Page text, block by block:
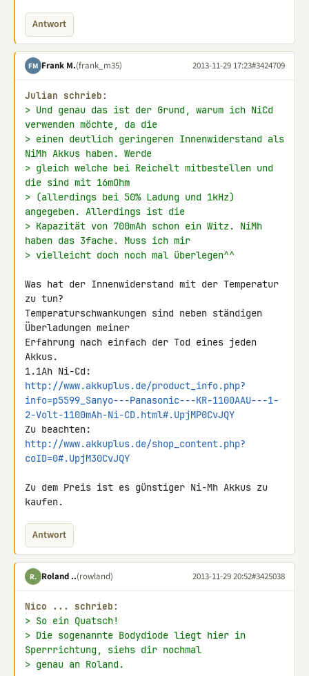
Antwort
FM Frank M.(frank_m35) 2013-11-29 17:23#3424709
Julian schrieb:
> Und genau das ist der Grund, warum ich NiCd
verwenden möchte, da die
> einen deutlich geringeren Innenwiderstand als
NiMh Akkus haben. Werde
> gleich welche bei Reichelt mitbestellen und
die sind mit 16mOhm
> (allerdings bei 50% Ladung und 1kHz)
angegeben. Allerdings ist die
> Kapazität von 700mAh schon ein Witz. NiMh
haben das 3fache. Muss ich mir
> vielleicht doch noch mal überlegen^^
Was hat der Innenwiderstand mit der Temperatur
zu tun?
Temperaturschwankungen sind neben ständigen
Überladungen meiner
Erfahrung nach einfach der Tod eines jeden
Akkus.
http://www.akkuplus.de/product_info.php?
info=p5599_Sanyo---Panasonic---KR-1100AAU---1-
2-Volt-1100mAh-Ni-CD.html#.UpjMP0CvJQY
http://www.akkuplus.de/shop_content.php?
coID=0#.UpjM30CvJQY
Zu dem Preis ist es günstiger Ni-Mh Akkus zu
kaufen.
Antwort
R. Roland ..(rowland) 2013-11-29 20:52#3425038
Nico ... schrieb:
> So ein Quatsch!
> Die sogenannte Bodydiode liegt hier in
Sperrrichtung, siehs dir nochmal
> genau an Roland.